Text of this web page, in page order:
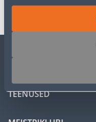
TEENUSED